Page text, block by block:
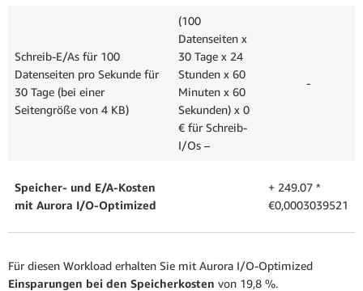
Schreib-E/As für 100
Datenseiten pro Sekunde für
30 Tage (bei einer
Seitengröße von 4 KB)
(100
Datenseiten x
30 Tage x 24
Stunden x 60
Minuten x 60
Sekunden) x 0
€ für Schreib-
I/Os –
-
Speicher- und E/A-Kosten
mit Aurora I/O-Optimized
+ 249.07 *
€0,0003039521
Für diesen Workload erhalten Sie mit Aurora I/O-Optimized
Einsparungen bei den Speicherkosten von 19,8 %.